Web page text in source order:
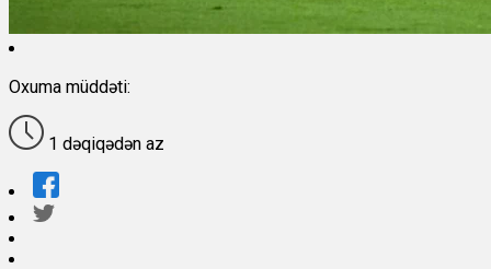
Oxuma müddəti:
1 dəqiqədən az